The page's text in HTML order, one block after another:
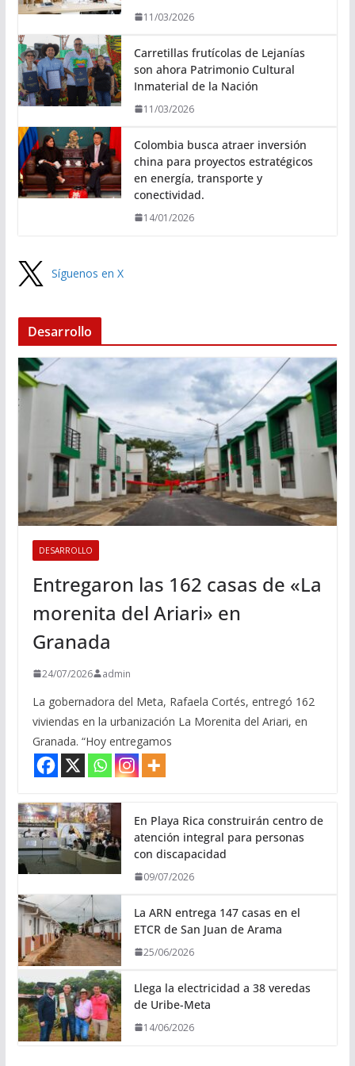
11/03/2026
Carretillas frutícolas de Lejanías
son ahora Patrimonio Cultural
Inmaterial de la Nación
11/03/2026
Colombia busca atraer inversión
china para proyectos estratégicos
en energía, transporte y
conectividad.
14/01/2026
Síguenos en X
Desarrollo
DESARROLLO
Entregaron las 162 casas de «La
morenita del Ariari» en
Granada
24/07/2026 admin
La gobernadora del Meta, Rafaela Cortés, entregó 162
viviendas en la urbanización La Morenita del Ariari, en
Granada. “Hoy entregamos
En Playa Rica construirán centro de
atención integral para personas
con discapacidad
09/07/2026
La ARN entrega 147 casas en el
ETCR de San Juan de Arama
25/06/2026
Llega la electricidad a 38 veredas
de Uribe-Meta
14/06/2026